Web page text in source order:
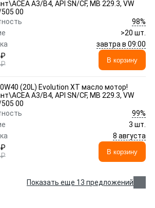
A3/B4, API SN/CF, MB 229.3, VW
00
98%
>20 шт.
завтра в 09:00
₽
В корзину
(20L) Evolution XT масло мотор!
A3/B4, API SN/CF, MB 229.3, VW
00
99%
3 шт.
8 августа
₽
В корзину
Показать еще 13 предложений